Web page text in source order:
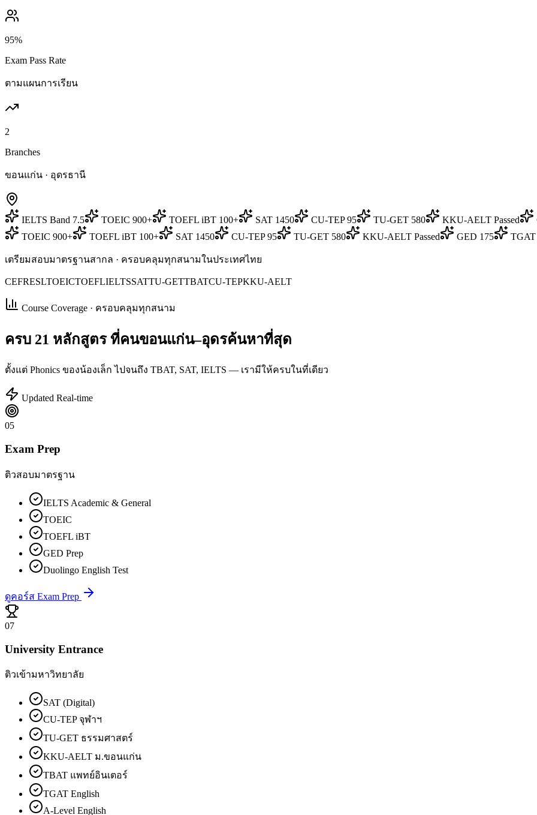
95%
Exam Pass Rate
ตามแผนการเรียน
2
Branches
ขอนแก่น · อุดรธานี
IELTS Band 7.5 TOEIC 900+ TOEFL iBT 100+ SAT 1450 CU-TEP 95 TU-GET 580 KKU-AELT Passed
TOEIC 900+
TOEFL iBT 100+ SAT 1450 CU-TEP 95 TU-GET 580 KKU-AELT Passed GED 175 TGAT
เตรียมสอบมาตรฐานสากล · ครอบคลุมทุกสนามในประเทศไทย
CEFRESLTOEICTOEFLIELTSSATTU-GETTBATCU-TEPKKU-AELT
Course Coverage · ครอบคลุมทุกสนาม
ครบ 21 หลักสูตรที่คนขอนแก่น–อุดรค้นหาที่สุด
ตั้งแต่ Phonics ของน้องเล็ก ไปจนถึง TBAT, SAT, IELTS — เรามีให้ครบในที่เดียว
Updated Real-time
05
Exam Prep
ติวสอบมาตรฐาน
IELTS Academic & General
TOEIC
TOEFL iBT
GED Prep
Duolingo English Test
ดูคอร์ส Exam Prep
07
University Entrance
ติวเข้ามหาวิทยาลัย
SAT (Digital)
CU-TEP จุฬาฯ
TU-GET ธรรมศาสตร์
KKU-AELT ม.ขอนแก่น
TBAT แพทย์อินเตอร์
TGAT English
A-Level English